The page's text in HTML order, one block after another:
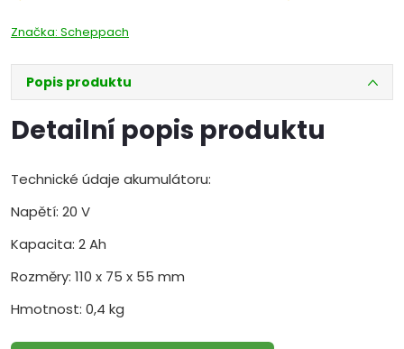
Značka: Scheppach
Popis produktu
Detailní popis produktu
Technické údaje akumulátoru:
Napětí: 20 V
Kapacita: 2 Ah
Rozměry: 110 x 75 x 55 mm
Hmotnost: 0,4 kg